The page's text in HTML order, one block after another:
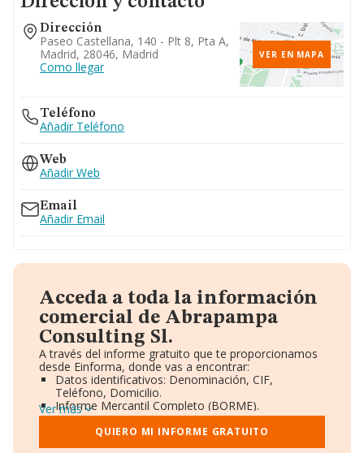
Dirección
Paseo Castellana, 140 - Plt 8, Pta A,
Madrid, 28046, Madrid
Como llegar
VER EN MAPA
Teléfono
Añadir Teléfono
Web
Añadir Web
Email
Añadir Email
Acceda a toda la información
comercial de Abrapampa
Consulting Sl.
A través del informe gratuito que te proporcionamos
desde Einforma, donde vas a encontrar:
Datos identificativos: Denominación, CIF,
Teléfono, Domicilio.
Informe Mercantil Completo (BORME).
Gráficos de Evolución Ventas y Empleados.
Consejo de Administración y Administradores.
Directivos y Ejecutivos.
Ver más
QUIERO MI INFORME GRATUITO